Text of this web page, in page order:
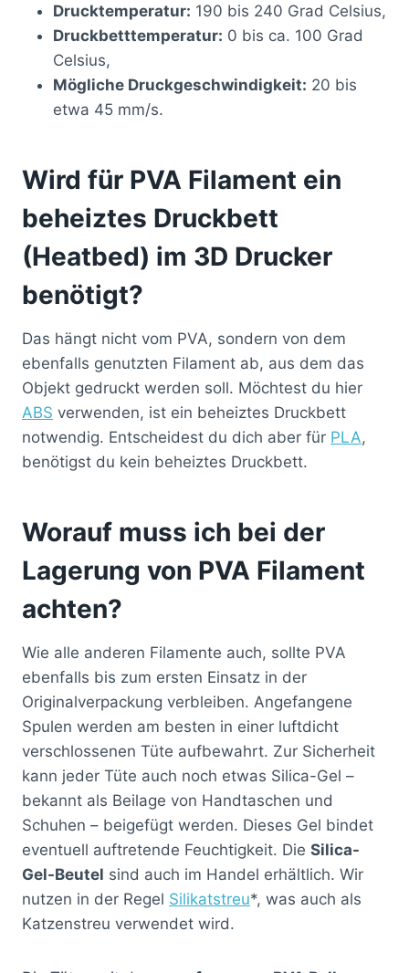
Drucktemperatur: 190 bis 240 Grad Celsius,
Druckbetttemperatur: 0 bis ca. 100 Grad
Celsius,
Mögliche Druckgeschwindigkeit: 20 bis
etwa 45 mm/s.
Wird für PVA Filament ein
beheiztes Druckbett
(Heatbed) im 3D Drucker
benötigt?
Das hängt nicht vom PVA, sondern von dem
ebenfalls genutzten Filament ab, aus dem das
Objekt gedruckt werden soll. Möchtest du hier
ABS verwenden, ist ein beheiztes Druckbett
notwendig. Entscheidest du dich aber für PLA,
benötigst du kein beheiztes Druckbett.
Worauf muss ich bei der
Lagerung von PVA Filament
achten?
Wie alle anderen Filamente auch, sollte PVA
ebenfalls bis zum ersten Einsatz in der
Originalverpackung verbleiben. Angefangene
Spulen werden am besten in einer luftdicht
verschlossenen Tüte aufbewahrt. Zur Sicherheit
kann jeder Tüte auch noch etwas Silica-Gel –
bekannt als Beilage von Handtaschen und
Schuhen – beigefügt werden. Dieses Gel bindet
eventuell auftretende Feuchtigkeit. Die Silica-
Gel-Beutel sind auch im Handel erhältlich. Wir
nutzen in der Regel Silikatstreu*, was auch als
Katzenstreu verwendet wird.